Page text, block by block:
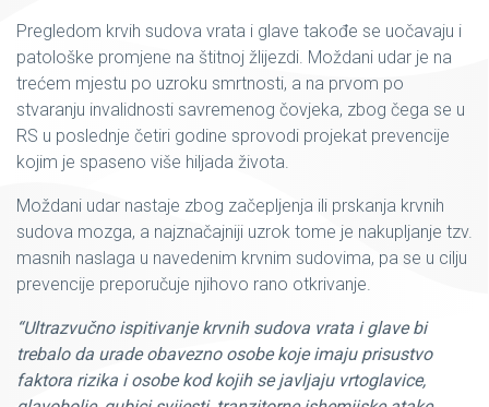
Pregledom krvih sudova vrata i glave takođe se uočavaju i
patološke promjene na štitnoj žlijezdi. Moždani udar je na
trećem mjestu po uzroku smrtnosti, a na prvom po
stvaranju invalidnosti savremenog čovjeka, zbog čega se u
RS u poslednje četiri godine sprovodi projekat prevencije
kojim je spaseno više hiljada života.
Moždani udar nastaje zbog začepljenja ili prskanja krvnih
sudova mozga, a najznačajniji uzrok tome je nakupljanje tzv.
masnih naslaga u navedenim krvnim sudovima, pa se u cilju
prevencije preporučuje njihovo rano otkrivanje.
“Ultrazvučno ispitivanje krvnih sudova vrata i glave bi
trebalo da urade obavezno osobe koje imaju prisustvo
faktora rizika i osobe kod kojih se javljaju vrtoglavice,